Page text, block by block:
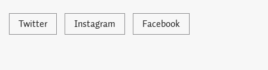
Twitter Instagram Facebook